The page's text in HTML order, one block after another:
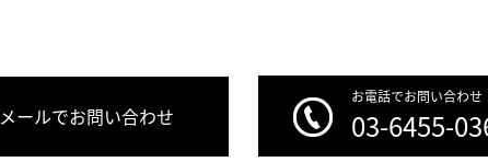
メールでお問い合わせ
お電話でお問い合わせ
03-6455-